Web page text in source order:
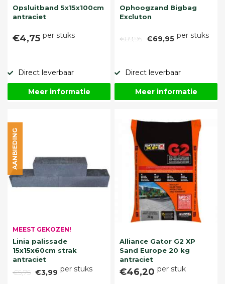
Opsluitband 5x15x100cm
antraciet
€4,75 per stuks
Direct leverbaar
Meer informatie
Ophoogzand Bigbag
Excluton
€89,95 €69,95 per stuks
Direct leverbaar
Meer informatie
MEEST GEKOZEN!
Linia palissade
15x15x60cm strak
antraciet
€5,75 €3,99 per stuks
AANBIEDING
Alliance Gator G2 XP
Sand Europe 20 kg
antraciet
€46,20 per stuk